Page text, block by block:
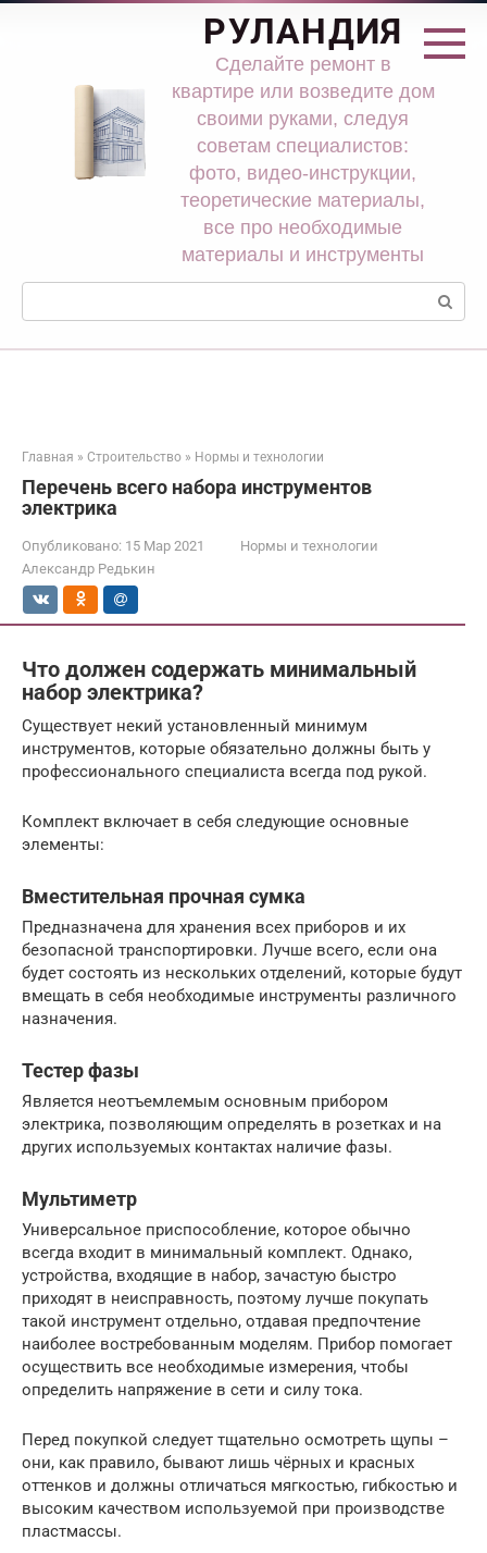
Перейти
РУЛАНДИЯ
Сделайте ремонт в
квартире или возведите дом
своими руками, следуя
советам специалистов:
фото, видео-инструкции,
теоретические материалы,
все про необходимые
материалы и инструменты
Поиск:
Главная » Строительство » Нормы и технологии
Перечень всего набора инструментов
электрика
Опубликовано: 15 Мар 2021
Нормы и технологии
Александр Редькин
Что должен содержать минимальный
набор электрика?
Существует некий установленный минимум
инструментов, которые обязательно должны быть у
профессионального специалиста всегда под рукой.
Комплект включает в себя следующие основные
элементы:
Вместительная прочная сумка
Предназначена для хранения всех приборов и их
безопасной транспортировки. Лучше всего, если она
будет состоять из нескольких отделений, которые будут
вмещать в себя необходимые инструменты различного
назначения.
Тестер фазы
Является неотъемлемым основным прибором
электрика, позволяющим определять в розетках и на
других используемых контактах наличие фазы.
Мультиметр
Универсальное приспособление, которое обычно
всегда входит в минимальный комплект. Однако,
устройства, входящие в набор, зачастую быстро
приходят в неисправность, поэтому лучше покупать
такой инструмент отдельно, отдавая предпочтение
наиболее востребованным моделям. Прибор помогает
осуществить все необходимые измерения, чтобы
определить напряжение в сети и силу тока.
Перед покупкой следует тщательно осмотреть щупы –
они, как правило, бывают лишь чёрных и красных
оттенков и должны отличаться мягкостью, гибкостью и
высоким качеством используемой при производстве
пластмассы.